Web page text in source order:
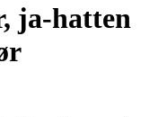
ja-hatten